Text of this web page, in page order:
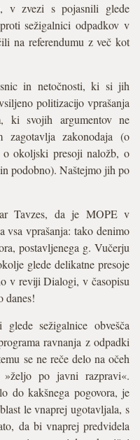
v zvezi s pojasnili glede
sežigalnici odpadkov v
na referendumu z več kot
in netočnosti, ki si jih
politizacijo vprašanja
ki svojih argumentov ne
zagotavlja zakonodaja (o
o okoljski presoji naložb, o
podobno). Naštejmo jih po
Tavzes, da je MOPE v
vprašanja: tako denimo
postavljenega g. Vučerju
glede delikatne presoje
v reviji Dialogi, v časopisu
danes!
sežigalnice obvešča
ravnanja z odpadki
se ne reče delo na očeh
po javni razpravi«.
do kakšnega pogovora, je
le vnaprej ugotavljala, s
da bi vnaprej predvidela